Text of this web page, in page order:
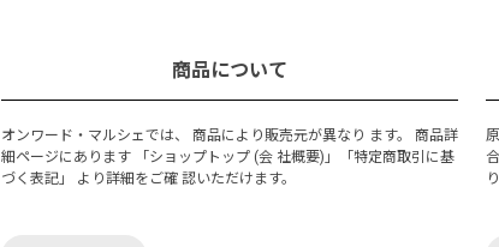
商品について
オンワード・マルシェでは、 商品により販売元が異なり ます。 商品詳
細ページにあります 「ショップトップ (会 社概要)」「特定商取引に基
づく表記」 より詳細をご確 認いただけます。